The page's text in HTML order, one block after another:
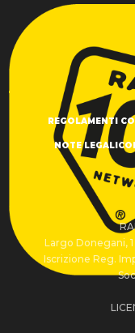
REGOLAMENTI
NOTE LEGALI
Largo Donegani, 1
Iscrizione Reg.